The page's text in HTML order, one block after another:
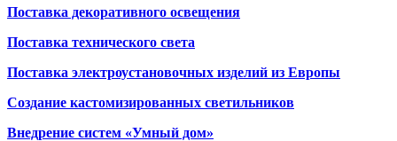
Поставка декоративного освещения
Поставка технического света
Поставка электроустановочных изделий из Европы
Создание кастомизированных светильников
Внедрение систем «Умный дом»